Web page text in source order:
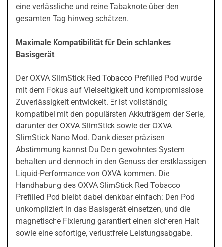
eine verlässliche und reine Tabaknote über den
gesamten Tag hinweg schätzen.
Maximale Kompatibilität für Dein schlankes
Basisgerät
Der OXVA SlimStick Red Tobacco Prefilled Pod wurde
mit dem Fokus auf Vielseitigkeit und kompromisslose
Zuverlässigkeit entwickelt. Er ist vollständig
kompatibel mit den populärsten Akkuträgern der Serie,
darunter der OXVA SlimStick sowie der OXVA
SlimStick Nano Mod. Dank dieser präzisen
Abstimmung kannst Du Dein gewohntes System
behalten und dennoch in den Genuss der erstklassigen
Liquid-Performance von OXVA kommen. Die
Handhabung des OXVA SlimStick Red Tobacco
Prefilled Pod bleibt dabei denkbar einfach: Den Pod
unkompliziert in das Basisgerät einsetzen, und die
magnetische Fixierung garantiert einen sicheren Halt
sowie eine sofortige, verlustfreie Leistungsabgabe.